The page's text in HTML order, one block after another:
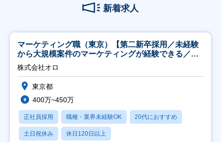
新着求人
マーケティング職（東京）【第二新卒採用／未経験
から大規模案件のマーケティングが経験できる／研
修充実】
株式会社オロ
東京都
400万~450万
正社員採用 職種・業界未経験OK 20代におすすめ
土日祝休み 休日120日以上